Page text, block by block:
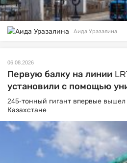
Аида Уразалина
06.08.2026
Первую балку на линии
установили с помощью
245-тонный гигант впервые вышел
Казахстане.